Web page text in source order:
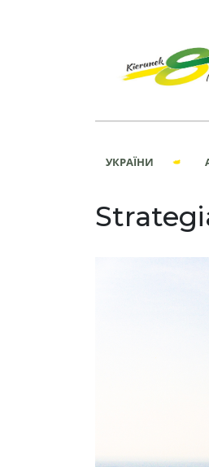
УКРАЇНИ